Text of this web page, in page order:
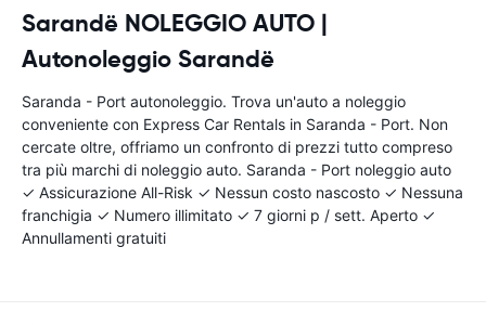
Sarandë NOLEGGIO AUTO |
Autonoleggio Sarandë
Saranda - Port autonoleggio. Trova un'auto a noleggio
conveniente con Express Car Rentals in Saranda - Port. Non
cercate oltre, offriamo un confronto di prezzi tutto compreso
tra più marchi di noleggio auto. Saranda - Port noleggio auto
✓ Assicurazione All-Risk ✓ Nessun costo nascosto ✓ Nessuna
franchigia ✓ Numero illimitato ✓ 7 giorni p / sett. Aperto ✓
Annullamenti gratuiti